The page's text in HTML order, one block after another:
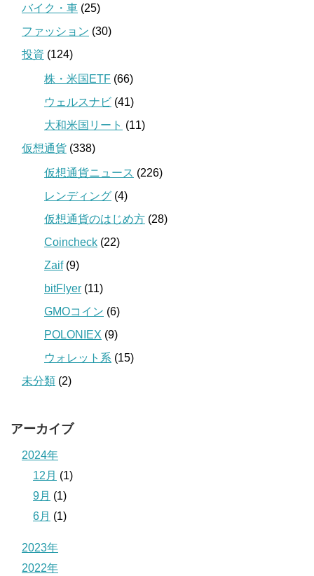
バイク・車 (25)
ファッション (30)
投資 (124)
株・米国ETF (66)
ウェルスナビ (41)
大和米国リート (11)
仮想通貨 (338)
仮想通貨ニュース (226)
レンディング (4)
仮想通貨のはじめ方 (28)
Coincheck (22)
Zaif(9)
bitFlyer (11)
GMOコイン (6)
POLONIEX (9)
ウォレット系 (15)
未分類 (2)
アーカイブ
2024年
12月 (1)
9月 (1)
6月 (1)
2023年
2022年